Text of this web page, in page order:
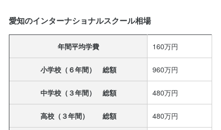
愛知のインターナショナルスクール相場
年間平均学費 160万円
小学校（６年間） 総額 960万円
中学校（３年間） 総額 480万円
高校（３年間） 総額 480万円